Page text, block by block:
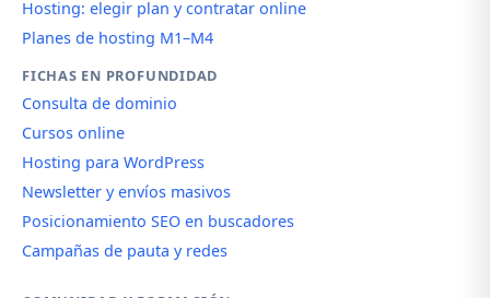
Hosting: elegir plan y contratar online
Planes de hosting M1–M4
FICHAS EN PROFUNDIDAD
Consulta de dominio
Cursos online
Hosting para WordPress
Newsletter y envíos masivos
Posicionamiento SEO en buscadores
Campañas de pauta y redes